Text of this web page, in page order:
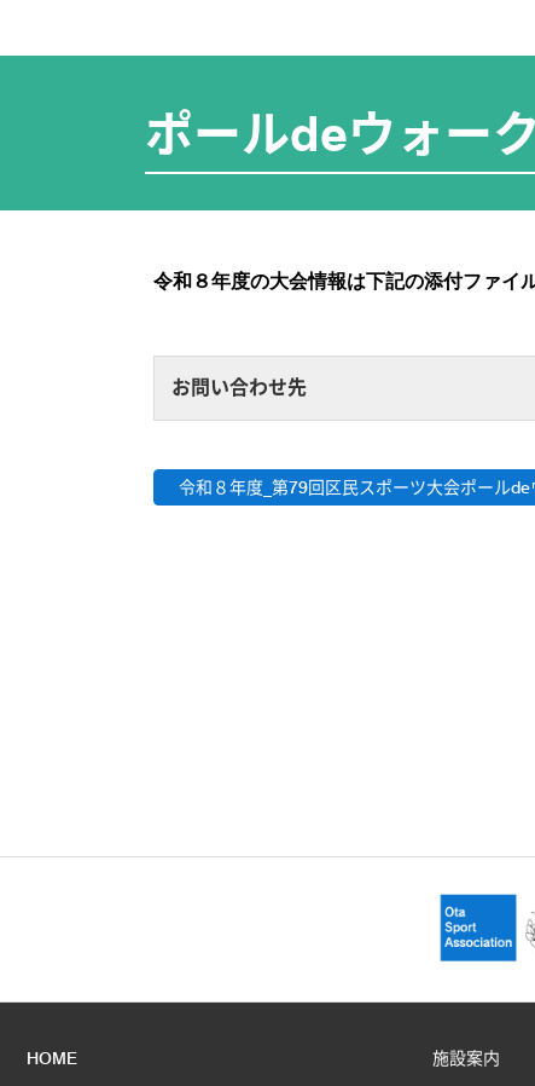
ポールdeウォー
令和８年度の大会情報は下記の添付ファイ
お問い合わせ先
令和８年度_第79回区民スポーツ大会ポール
HOME 施設案内